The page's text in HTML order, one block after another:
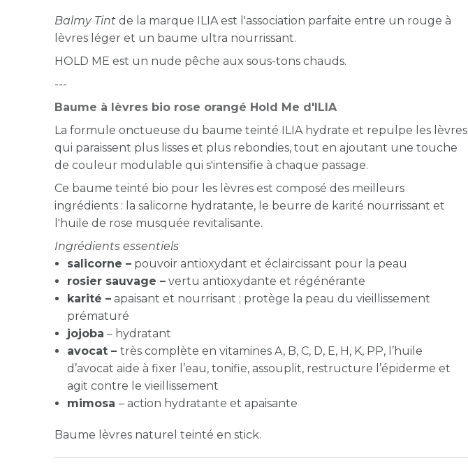
Balmy Tint de la marque ILIAest l'association parfaite entre un rouge à
lèvres léger et un baume ultra nourrissant.
HOLD ME est un nude pêche aux sous-tons chauds.
---
Baume à lèvres bio rose orangé Hold Me d'ILIA
La formule onctueuse du baume teinté ILIA hydrate et repulpe les lèvres
qui paraissent plus lisses et plus rebondies, tout en ajoutant une touche
de couleur modulable qui s'intensifie à chaque passage.
Ce baume teinté bio pour les lèvres est composé des meilleurs
ingrédients : la salicorne hydratante, le beurre de karité nourrissant et
l'huile de rose musquée revitalisante.
Ingrédients essentiels
salicorne –pouvoir antioxydant et éclaircissant pour la peau
rosier sauvage –vertu antioxydante et régénérante
karité –apaisant et nourrisant ; protège la peau du vieillissement
prématuré
jojoba – hydratant
avocat – très complète en vitamines A, B, C, D, E, H, K, PP, l’huile
d’avocat aide à fixer l’eau, tonifie, assouplit, restructure l’épiderme et
agit contre le vieillissement
mimosa – action hydratante et apaisante
Baume lèvres naturel teinté en stick.